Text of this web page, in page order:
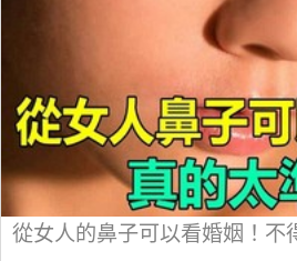
從女人的鼻子可以看婚姻！不